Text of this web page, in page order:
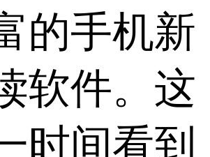
的手机新
软件。这
时间看到